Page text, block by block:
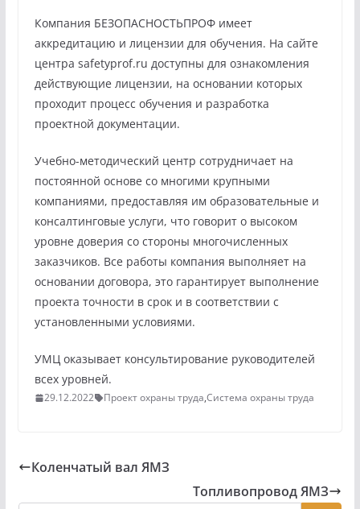
Компания БЕЗОПАСНОСТЬПРОФ имеет
аккредитацию и лицензии для обучения. На сайте
центра safetyprof.ru доступны для ознакомления
действующие лицензии, на основании которых
проходит процесс обучения и разработка
проектной документации.
Учебно-методический центр сотрудничает на
постоянной основе со многими крупными
компаниями, предоставляя им образовательные и
консалтинговые услуги, что говорит о высоком
уровне доверия со стороны многочисленных
заказчиков. Все работы компания выполняет на
основании договора, это гарантирует выполнение
проекта точности в срок и в соответствии с
установленными условиями.
УМЦ оказывает консультирование руководителей
всех уровней.
29.12.2022 Проект охраны труда,Система охраны труда
Коленчатый вал ЯМЗ
Топливопровод ЯМЗ